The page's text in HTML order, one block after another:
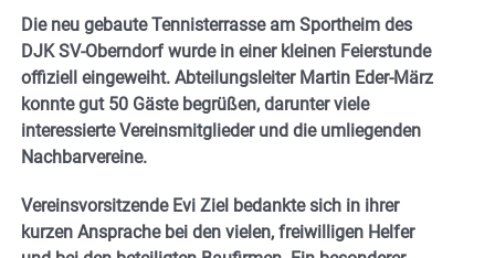
Die neu gebaute Tennisterrasse am Sportheim des
DJK SV-Oberndorf wurde in einer kleinen Feierstunde
offiziell eingeweiht. Abteilungsleiter Martin Eder-März
konnte gut 50 Gäste begrüßen, darunter viele
interessierte Vereinsmitglieder und die umliegenden
Nachbarvereine.
Vereinsvorsitzende Evi Ziel bedankte sich in ihrer
kurzen Ansprache bei den vielen, freiwilligen Helfer